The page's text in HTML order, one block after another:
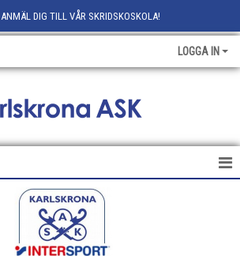
ANMÄL DIG TILL VÅR SKRIDSKOSKOLA!
LOGGA IN